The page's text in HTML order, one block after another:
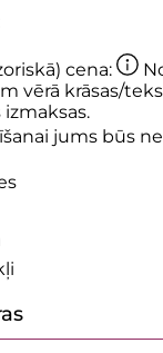
cena:
vērā krāsas/
jums būs